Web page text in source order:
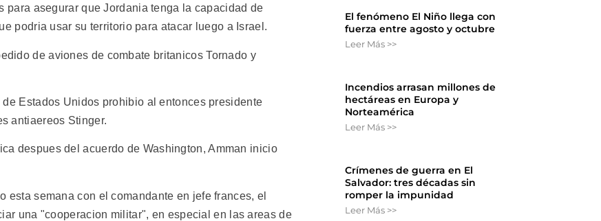
para asegurar que Jordania tenga la capacidad de
podria usar su territorio para atacar luego a Israel.
de aviones de combate britanicos Tornado y
Estados Unidos prohibio al entonces presidente
antiaereos Stinger.
despues del acuerdo de Washington, Amman inicio
semana con el comandante en jefe frances, el
una "cooperacion militar", en especial en las areas de
El fenómeno El Niño llega con
fuerza entre agosto y octubre
Leer Más >>
Incendios arrasan millones de
hectáreas en Europa y
Norteamérica
Leer Más >>
Crímenes de guerra en El
Salvador: tres décadas sin
romper la impunidad
Leer Más >>